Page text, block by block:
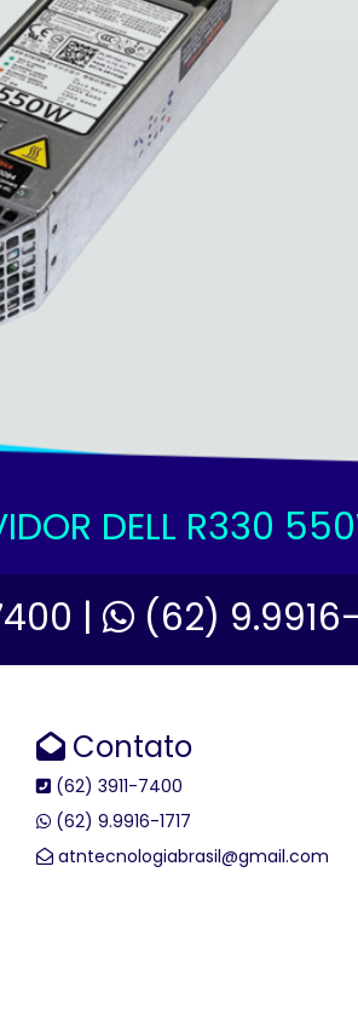
DELL R330
|
(62) 9.9916-
Contato
(62) 3911-7400
(62) 9.9916-1717
atntecnologiabrasil@gmail.com